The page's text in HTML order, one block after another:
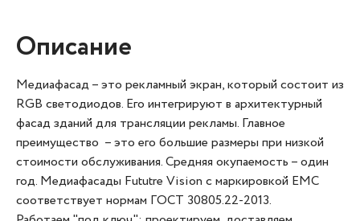
Описание
Медиафасад – это рекламный экран, который состоит из
RGB светодиодов. Его интегрируют в архитектурный
фасад зданий для трансляции рекламы. Главное
преимущество – это его большие размеры при низкой
стоимости обслуживания. Средняя окупаемость – один
год. Медиафасады Fututre Vision с маркировкой ЕМС
соответствует нормам ГОСТ 30805.22-2013.